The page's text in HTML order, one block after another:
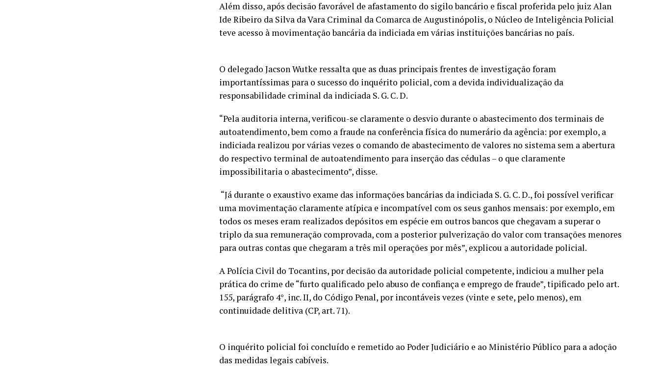
Além disso, após decisão favorável de afastamento do sigilo bancário e fiscal proferida pelo juiz Alan
Ide Ribeiro da Silva da Vara Criminal da Comarca de Augustinópolis, o Núcleo de Inteligência Policial
teve acesso à movimentação bancária da indiciada em várias instituições bancárias no país.
O delegado Jacson Wutke ressalta que as duas principais frentes de investigação foram
importantíssimas para o sucesso do inquérito policial, com a devida individualização da
responsabilidade criminal da indiciada S. G. C. D.
“Pela auditoria interna, verificou-se claramente o desvio durante o abastecimento dos terminais de
autoatendimento, bem como a fraude na conferência física do numerário da agência: por exemplo, a
indiciada realizou por várias vezes o comando de abastecimento de valores no sistema sem a abertura
do respectivo terminal de autoatendimento para inserção das cédulas – o que claramente
impossibilitaria o abastecimento”, disse.
“Já durante o exaustivo exame das informações bancárias da indiciada S. G. C. D., foi possível verificar
uma movimentação claramente atípica e incompatível com os seus ganhos mensais: por exemplo, em
todos os meses eram realizados depósitos em espécie em outros bancos que chegavam a superar o
triplo da sua remuneração comprovada, com a posterior pulverização do valor com transações menores
para outras contas que chegaram a três mil operações por mês”, explicou a autoridade policial.
A Polícia Civil do Tocantins, por decisão da autoridade policial competente, indiciou a mulher pela
prática do crime de “furto qualificado pelo abuso de confiança e emprego de fraude”, tipificado pelo art.
155, parágrafo 4°, inc. II, do Código Penal, por incontáveis vezes (vinte e sete, pelo menos), em
continuidade delitiva (CP, art. 71).
O inquérito policial foi concluído e remetido ao Poder Judiciário e ao Ministério Público para a adoção
das medidas legais cabíveis.